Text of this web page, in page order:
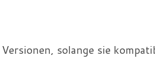
solange sie